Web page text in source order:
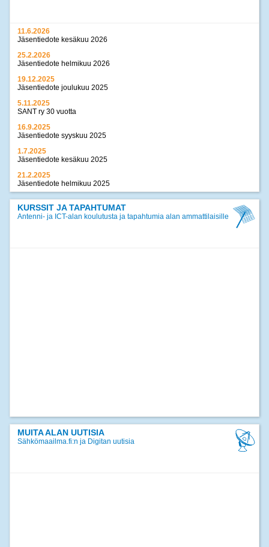
11.6.2026
Jäsentiedote kesäkuu 2026
25.2.2026
Jäsentiedote helmikuu 2026
19.12.2025
Jäsentiedote joulukuu 2025
5.11.2025
SANT ry 30 vuotta
16.9.2025
Jäsentiedote syyskuu 2025
1.7.2025
Jäsentiedote kesäkuu 2025
21.2.2025
Jäsentiedote helmikuu 2025
17.12.2024
Jäsentiedote joulukuu 2024
KURSSIT JA TAPAHTUMAT
Antenni- ja ICT-alan koulutusta ja tapahtumia alan ammattilaisille
MUITA ALAN UUTISIA
Sähkömaailma.fi:n ja Digitan uutisia